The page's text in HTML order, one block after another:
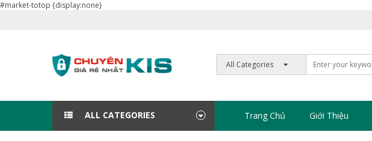
#market-totop {display:none}
ALL CATEGORIES Trang Chủ Giới Thiệu